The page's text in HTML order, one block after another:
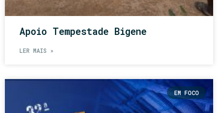
Apoio Tempestade Bigene
LER MAIS »
EM FOCO